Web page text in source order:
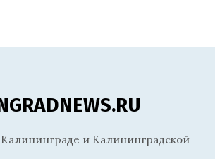
и Калининградской